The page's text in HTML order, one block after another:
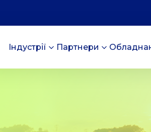
Індустрії Партнери